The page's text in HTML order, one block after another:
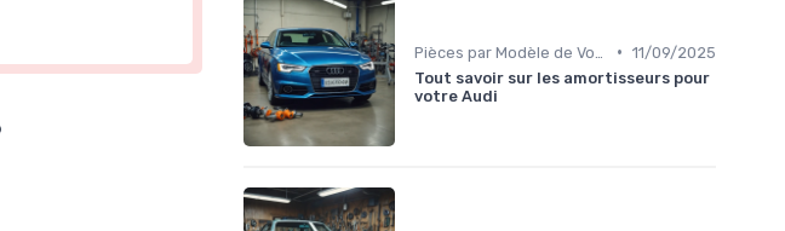
• 11/09/2025
Tout savoir sur les amortisseurs pour
votre Audi